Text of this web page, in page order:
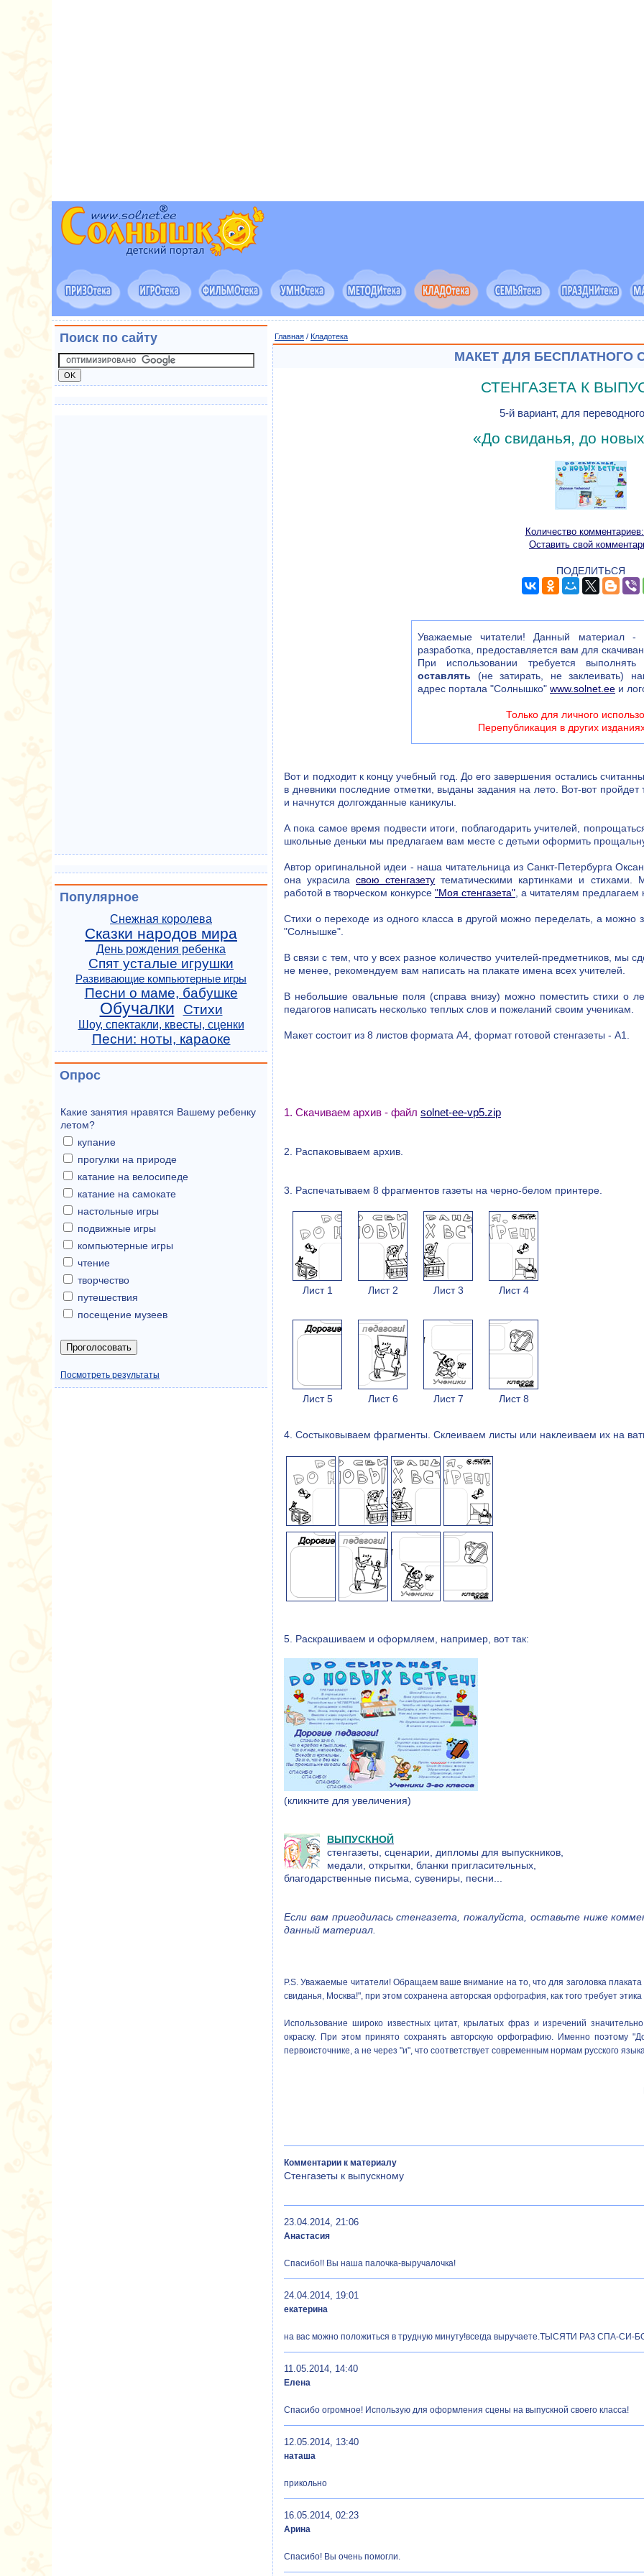
Главная / Кладотека
МАКЕТ ДЛЯ БЕСПЛАТНОГО
СТЕНГАЗЕТА К
5-й вариант, для
«До свиданья, до
Количество
Оставить свой
ПОДЕЛИТЬСЯ
Уважаемые читатели! Данный материал -
разработка, предоставляется вам для
При использовании требуется выполнять
оставлять (не затирать, не заклеивать)
адрес портала "Солнышко" www.solnet.ee и
Только для личного
Перепубликация в других
Вот и подходит к концу учебный год. До его завершения остались
в дневники последние отметки, выданы задания на лето. Вот-вот
и начнутся долгожданные каникулы.
А пока самое время подвести итоги, поблагодарить учителей,
школьные деньки мы предлагаем вам месте с детьми оформить
Автор оригинальной идеи - наша читательница из Санкт-Петербурга
она украсиласвою стенгазету тематическими картинками и
работой в творческом конкурсе "Моя стенгазета" , а читателям
Стихи о переходе из одного класса в другой можно переделать, а
"Солнышке".
В связи с тем, что у всех разное количество учителей-предметников, мы
не менее, рекомендуем вам написать на плакате имена всех учителей.
В небольшие овальные поля (справа внизу) можно поместить стихи о
педагогов написать несколько теплых слов и пожеланий своим ученикам.
Макет состоит из 8 листов формата А4, формат готовой стенгазеты - А1.
1. Скачиваем архив - файл solnet-ee-vp5.zip
2. Распаковываем архив.
3. Распечатываем 8 фрагментов газеты на черно-белом принтере.
Лист 1 Лист 2 Лист 3 Лист 4
Лист 5 Лист 6 Лист 7 Лист 8
4. Состыковываем фрагменты. Cклеиваем листы или наклеиваем их на
5. Раскрашиваем и оформляем, например, вот так:
(кликните для увеличения)
ВЫПУСКНОЙ
стенгазеты, сценарии, дипломы для выпускников,
медали, открытки, бланки пригласительных,
благодарственные письма, сувениры, песни...
Если вам пригодилась стенгазета, пожалуйста, оставьте ниже
данный материал.
P.S. Уважаемые читатели! Обращаем ваше внимание на то, что для заголовка
свиданья, Москва!", при этом сохранена авторская орфография, как того требует
Использование широко известных цитат, крылатых фраз и изречений
окраску. При этом принято сохранять авторскую орфографию. Именно поэтому
первоисточнике, а не через "и", что соответствует современным нормам русского
Комментарии к материалу
Стенгазеты к выпускному
23.04.2014, 21:06
Анастасия
Спасибо!! Вы наша палочка-выручалочка!
24.04.2014, 19:01
екатерина
на вас можно положиться в трудную минуту!всегда выручаете.ТЫСЯТИ РАЗ СПА-СИ-
11.05.2014, 14:40
Елена
Спасибо огромное! Использую для оформления сцены на выпускной своего класса!
12.05.2014, 13:40
наташа
прикольно
16.05.2014, 02:23
Арина
Спасибо! Вы очень помогли.
Поиск по сайту
Популярное
Снежная королева
Сказки народов мира
День рождения ребенка
Спят усталые игрушки
Развивающие компьютерные игры
Песни о маме, бабушке
Обучалки Стихи
Шоу, спектакли, квесты, сценки
Песни: ноты, караоке
Опрос
Какие занятия нравятся Вашему ребенку
летом?
купание
прогулки на природе
катание на велосипеде
катание на самокате
настольные игры
подвижные игры
компьютерные игры
чтение
творчество
путешествия
посещение музеев
Посмотреть результаты